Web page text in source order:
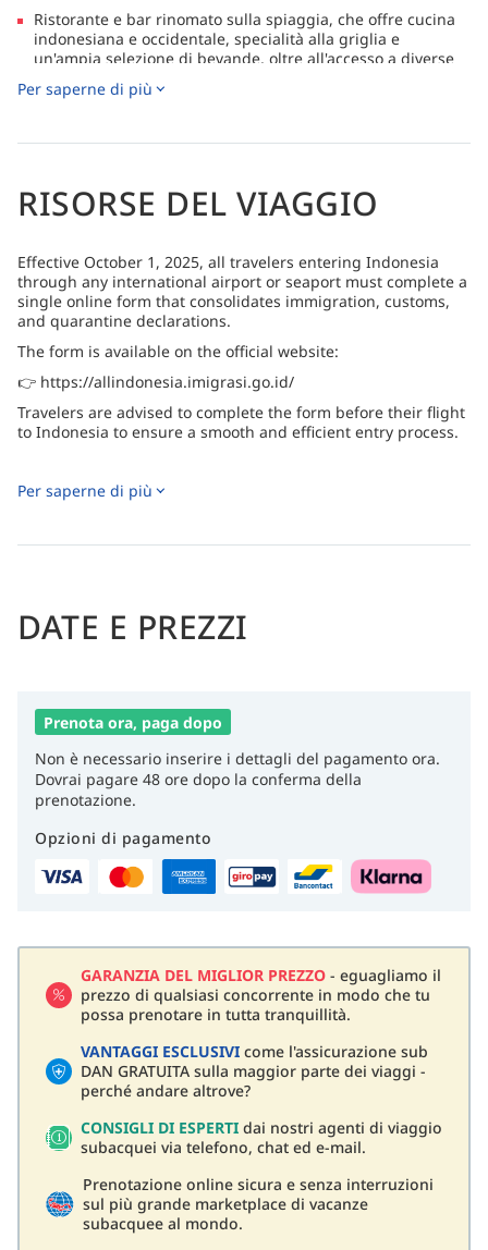
Ristorante e bar rinomato sulla spiaggia, che offre cucina
indonesiana e occidentale, specialità alla griglia e
un'ampia selezione di bevande, oltre all'accesso a diverse
quello di istruttore, immersioni tecniche e accesso a
Per saperne di più
RISORSE DEL VIAGGIO
Effective October 1, 2025, all travelers entering Indonesia
through any international airport or seaport must complete a
single online form that consolidates immigration, customs,
and quarantine declarations.
The form is available on the official website:
👉 https://allindonesia.imigrasi.go.id/
Travelers are advised to complete the form before their flight
to Indonesia to ensure a smooth and efficient entry process.
Per saperne di più
DATE E PREZZI
Prenota ora, paga dopo
Non è necessario inserire i dettagli del pagamento ora.
Dovrai pagare 48 ore dopo la conferma della
prenotazione.
Opzioni di pagamento
GARANZIA DEL MIGLIOR PREZZO - eguagliamo il
prezzo di qualsiasi concorrente in modo che tu
possa prenotare in tutta tranquillità.
VANTAGGI ESCLUSIVI come l'assicurazione sub
DAN GRATUITA sulla maggior parte dei viaggi -
perché andare altrove?
CONSIGLI DI ESPERTI dai nostri agenti di viaggio
subacquei via telefono, chat ed e-mail.
Prenotazione online sicura e senza interruzioni
sul più grande marketplace di vacanze
subacquee al mondo.